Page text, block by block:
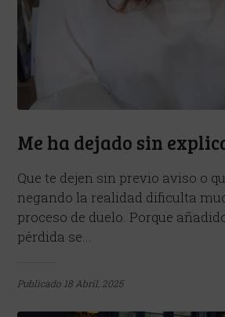
Me ha dejado sin
Que te dejen sin previo aviso o
negando la realidad dificulta
proceso de duelo. Porque
pérdida se...
Publicado 18 Abril, 2025